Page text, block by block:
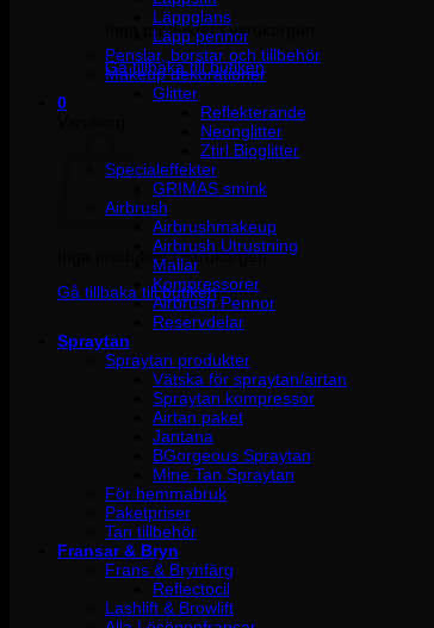
Inga produkter i varukorgen.
Gå tillbaka till butiken
0
Inga produkter i varukorgen.
Gå tillbaka till butiken
Läppglans
Läpp pennor
Penslar, borstar och tillbehör
Makeup dekorationer
Glitter
Reflekterande
Neonglitter
Ztirl Bioglitter
Specialeffekter
GRIMAS smink
Airbrush
Airbrushmakeup
Airbrush Utrustning
Mallar
Kompressorer
Airbrush Pennor
Reservdelar
Spraytan
Spraytan produkter
Vätska för spraytan/airtan
Spraytan kompressor
Airtan paket
Jantana
BGorgeous Spraytan
Mine Tan Spraytan
För hemmabruk
Paketpriser
Tan tillbehör
Fransar & Bryn
Frans & Brynfärg
Reflectocil
Lashlift & Browlift